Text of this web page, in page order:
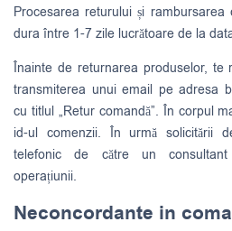
Procesarea returului și
dura între 1-7 zile lucrătoare de la
Înainte de returnarea produselor, te
transmiterea unui email pe adresa
cu titlul „Retur comandă”. În corpul
id-ul comenzii. În urmă solicitării
telefonic de către un
operațiunii.
Neconcordante in